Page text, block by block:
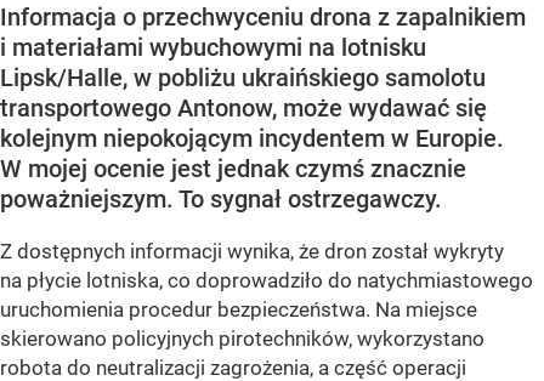
Informacja o przechwyceniu drona z zapalnikiem
i materiałami wybuchowymi na lotnisku
Lipsk/Halle, w pobliżu ukraińskiego samolotu
transportowego Antonow, może wydawać się
kolejnym niepokojącym incydentem w Europie.
W mojej ocenie jest jednak czymś znacznie
poważniejszym. To sygnał ostrzegawczy.
Z dostępnych informacji wynika, że dron został wykryty
na płycie lotniska, co doprowadziło do natychmiastowego
uruchomienia procedur bezpieczeństwa. Na miejsce
skierowano policyjnych pirotechników, wykorzystano
robota do neutralizacji zagrożenia, a część operacji